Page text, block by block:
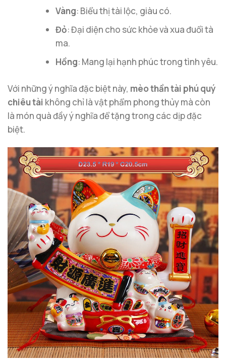
Vàng: Biểu thị tài lộc, giàu có.
Đỏ: Đại diện cho sức khỏe và xua đuổi tà
ma.
Hồng: Mang lại hạnh phúc trong tình yêu.
Với những ý nghĩa đặc biệt này, mèo thần tài phú quý
chiêu tài không chỉ là vật phẩm phong thủy mà còn
là món quà đầy ý nghĩa để tặng trong các dịp đặc
biệt.